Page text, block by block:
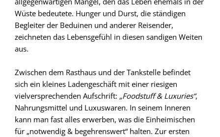
Wüste bedeutete. Hunger und Durst, die ständigen
Begleiter der Beduinen und anderer Reisender,
zeichneten das Lebensgefühl in diesen sandigen Weiten
aus.
Zwischen dem Rasthaus und der Tankstelle befindet
sich ein kleines Ladengeschäft mit einer riesigen
vielversprechenden Aufschrift: „Foodstuff & Luxuries“,
Nahrungsmittel und Luxuswaren. In seinem Inneren
kann man fast alles erwerben, was die Einheimischen
für „notwendig & begehrenswert“ halten. Zur ersten